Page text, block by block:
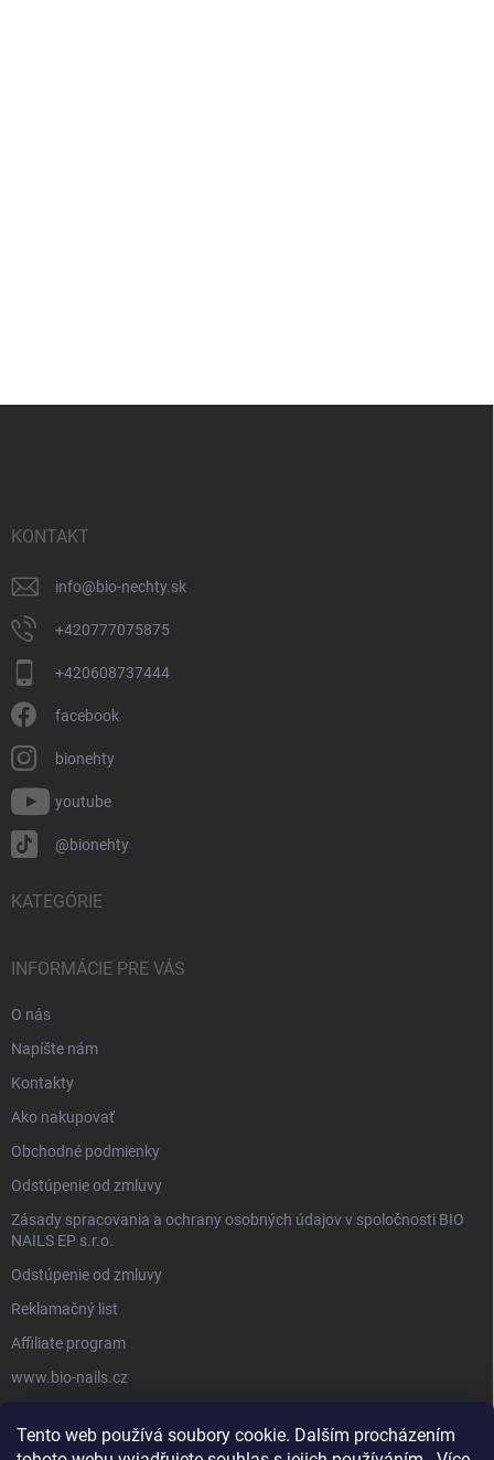
Tento web používá soubory cookie. Dalším procházením
KONTAKT
info@bio-nechty.sk
+420777075875
+420608737444
facebook
bionehty
youtube
@bionehty
KATEGÓRIE
INFORMÁCIE PRE VÁS
O nás
Napíšte nám
Kontakty
Ako nakupovať
Obchodné podmienky
Odstúpenie od zmluvy
Zásady spracovania a ochrany osobných údajov v spoločnosti BIO
NAILS EP s.r.o.
Odstúpenie od zmluvy
Reklamačný list
Affiliate program
www.bio-nails.cz
FACEBOOK